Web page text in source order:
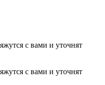
с вами и уточнят
с вами и уточнят